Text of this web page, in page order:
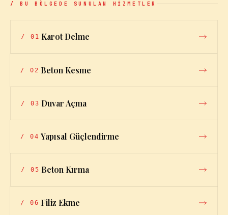
/ BU BÖLGEDE SUNULAN HİZMETLER
/ 01 Karot Delme
/ 02 Beton Kesme
/ 03 Duvar Açma
/ 04 Yapısal Güçlendirme
/ 05 Beton Kırma
/ 06 Filiz Ekme